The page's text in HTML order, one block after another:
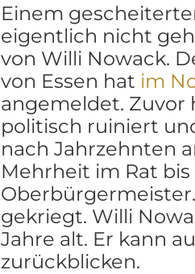
Einem
eigentlich nicht
von Willi Nowack.
von Essen hat im
angemeldet. Zuvor
politisch ruiniert
nach Jahrzehnten
Mehrheit im Rat
gekriegt. Willi
Jahre alt. Er kann
zurückblicken.